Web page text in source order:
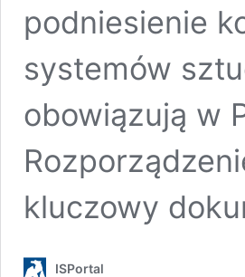
podniesienie
systemów
obowiązują w
kluczowy
ISPortal